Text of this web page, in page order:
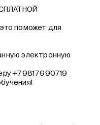
поможет для
электронную
+79817990719